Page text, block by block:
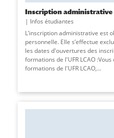
Inscription administrative
Infos étudiantes
L’inscription administrative est
personnelle. Elle s’effectue
les dates d'ouvertures des
formations de l'UFR LCAO
formations de l'UFR LCAO,...